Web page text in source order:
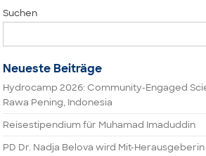
Suchen
Neueste Beiträge
Hydrocamp 2026: Community-Engaged
Rawa Pening, Indonesia
Reisestipendium für Muhamad Imaduddin
PD Dr. Nadja Belova wird Mit-